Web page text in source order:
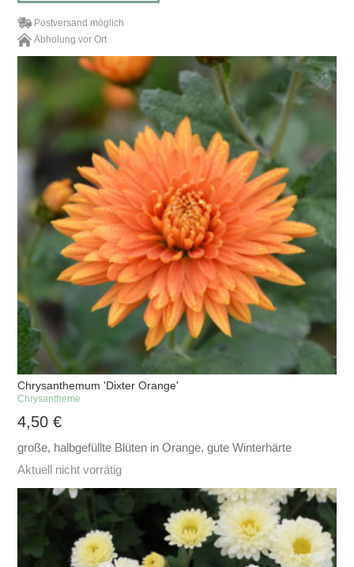
Postversand möglich
Abholung vor Ort
Chrysanthemum 'Dixter Orange'
Chrysantheme
4,50€
große, halbgefüllte Blüten in Orange, gute Winterhärte
Aktuell nicht vorrätig